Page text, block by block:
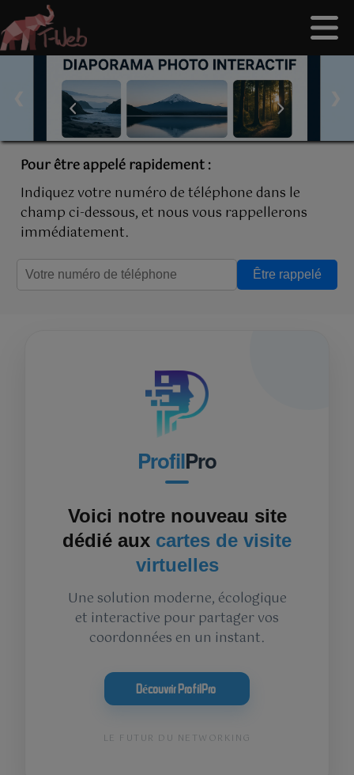
Pour être appelé rapidement :
Indiquez votre numéro de téléphone dans le
champ ci-dessous, et nous vous rappellerons
immédiatement.
Être rappelé
ProfilPro
Voici notre nouveau site
dédié aux cartes de visite
virtuelles
Une solution moderne, écologique
et interactive pour partager vos
coordonnées en un instant.
Découvrir ProfilPro
LE FUTUR DU NETWORKING